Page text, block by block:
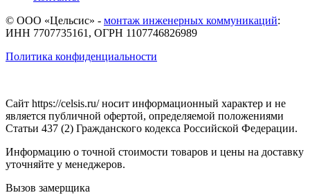
© ООО «Цельсис» - монтаж инженерных коммуникаций:
ИНН 7707735161, ОГРН 1107746826989
Политика конфиденциальности
Сайт https://celsis.ru/ носит информационный характер и не
является публичной офертой, определяемой положениями
Статьи 437 (2) Гражданского кодекса Российской Федерации.
Информацию о точной стоимости товаров и цены на доставку
уточняйте у менеджеров.
Вызов замерщика